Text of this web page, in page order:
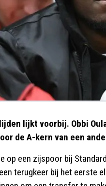
lijkt voorbij. Obbi
de A-kern van een
op een zijspoor bij
terugkeer bij het eerste